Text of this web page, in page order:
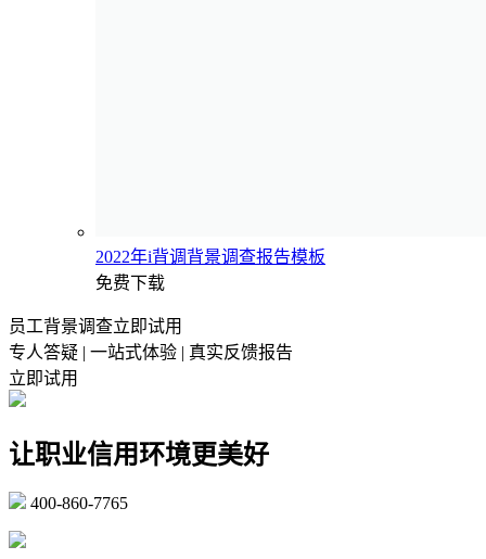
2022年i背调背景调查报告模板
免费下载
员工背景调查立即试用
专人答疑 | 一站式体验 | 真实反馈报告
立即试用
让职业信用环境更美好
400-860-7765